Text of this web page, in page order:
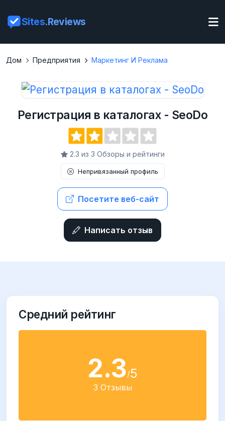
Sites.Reviews
Дом Предприятия Маркетинг И Реклама
Регистрация в каталогах - SeoDo
2.3 из 3 Обзоры и рейтинги
Непривязанный профиль
Посетите веб-сайт
Написать отзыв
Средний рейтинг
2.3/5
3 Отзывы